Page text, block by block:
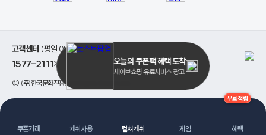
오늘의 쿠폰팩 혜택 도착
세이브쇼핑 유료서비스 광고
고객센터 (평일 08:00 ~ 17:00)
1577-2111>
© (주)한국문화진흥. All Rights Reserved.
쿠폰거래 캐쉬사용 컬쳐캐쉬 게임 혜택
무료적립